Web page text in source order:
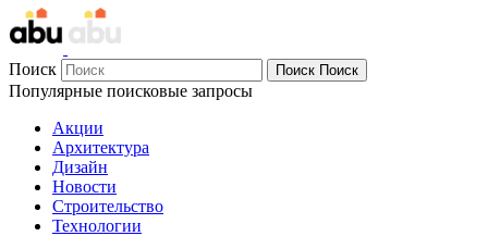
Поиск Поиск Поиск
Популярные поисковые запросы
Акции
Архитектура
Дизайн
Новости
Строительство
Технологии